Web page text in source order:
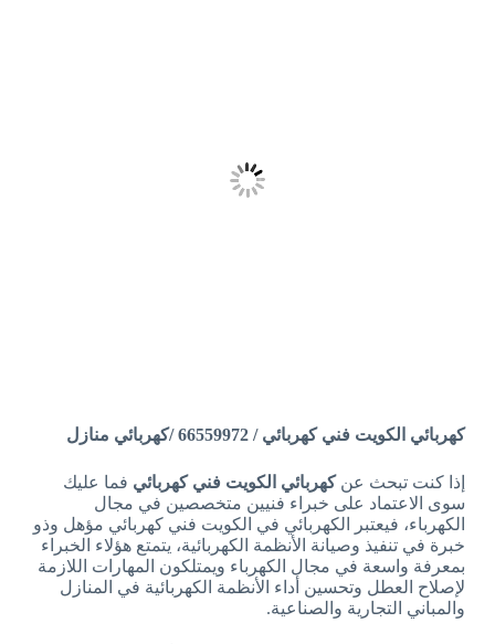
كهربائي الكويت فني كهربائي / 66559972 /كهربائي منازل
إذا كنت تبحث عنكهربائي الكويت فني كهربائي فما عليك
سوى الاعتماد على خبراء فنيين متخصصين في مجال
الكهرباء، فيعتبر الكهربائي في الكويت فني كهربائي مؤهل وذو
خبرة في تنفيذ وصيانة الأنظمة الكهربائية، يتمتع هؤلاء الخبراء
بمعرفة واسعة في مجال الكهرباء ويمتلكون المهارات اللازمة
لإصلاح العطل وتحسين أداء الأنظمة الكهربائية في المنازل
والمباني التجارية والصناعية.